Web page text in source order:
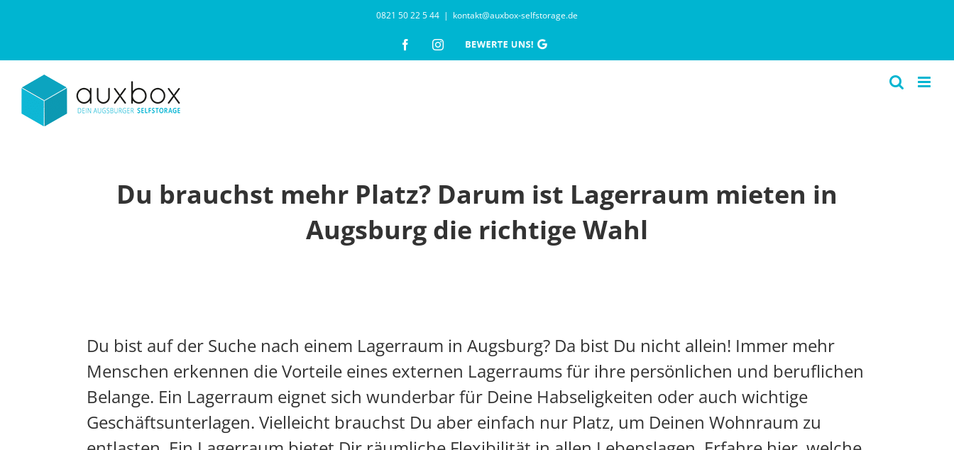
springen
0821 50 22 5 44 | kontakt@auxbox-selfstorage.de
FacebookInstagram
Google
Du brauchst mehr Platz? Darum ist Lagerraum mieten in
Augsburg die richtige Wahl
Du bist auf der Suche nach einem Lagerraum in Augsburg? Da bist Du nicht allein! Immer mehr
Menschen erkennen die Vorteile eines externen Lagerraums für ihre persönlichen und beruflichen
Belange. Ein Lagerraum eignet sich wunderbar für Deine Habseligkeiten oder auch wichtige
Geschäftsunterlagen. Vielleicht brauchst Du aber einfach nur Platz, um Deinen Wohnraum zu